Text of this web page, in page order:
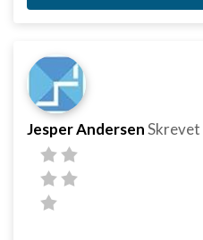
Jesper AndersenSkrevet